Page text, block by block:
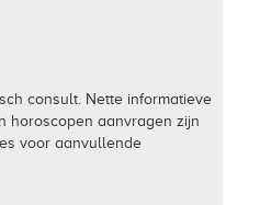
consult. Nette informatieve
horoscopen aanvragen zijn
voor aanvullende